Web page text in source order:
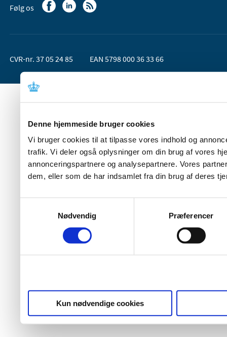
Denne hjemmeside bruger cookies
Vi bruger cookies til at tilpasse vores indhold og
trafik. Vi deler også oplysninger om din brug af vores
annonceringspartnere og analysepartnere. Vores
dem, eller som de har indsamlet fra din brug af deres
Nødvendig
Præferencer
Kun nødvendige cookies
Følg os
CVR-nr. 37 05 24 85 EAN 5798 000 36 33 66